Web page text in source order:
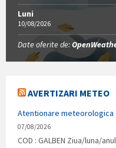
Luni
10/08/2026
Date oferite de:
AVERTIZARI METEO
Atentionare meteorologica
07/08/2026
COD : GALBEN Ziua/luna/